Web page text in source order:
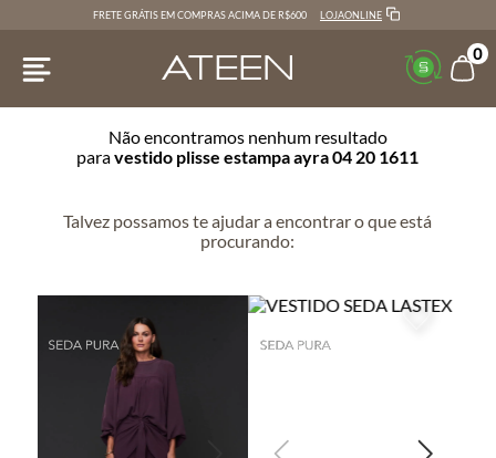
FRETE GRÁTIS EM COMPRAS ACIMA DE R$600 LOJAONLINE
0
Não encontramos nenhum resultado
paravestido plisse estampa ayra 04 20 1611
Talvez possamos te ajudar a encontrar o que está
procurando: